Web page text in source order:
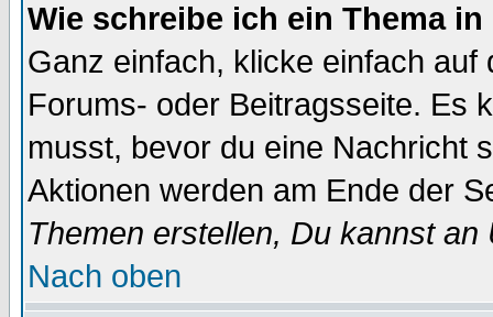
Wie schreibe ich ein Thema
Ganz einfach, klicke einfach
Forums- oder Beitragsseite. Es
musst, bevor du eine Nachricht
Aktionen werden am Ende der
Themen erstellen, Du kannst
Nach oben